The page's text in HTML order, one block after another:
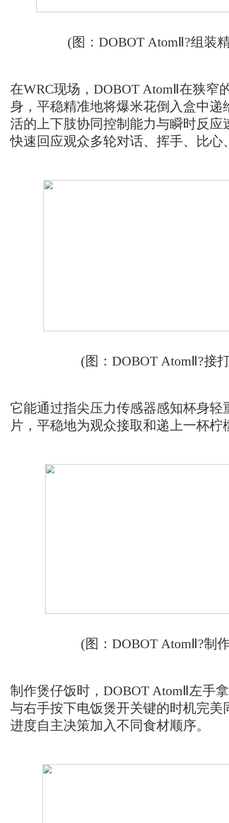
(图：DOBOT AtomⅡ?组装
在WRC现场，DOBOT AtomⅡ在狭窄
身，平稳精准地将爆米花倒入盒中递
活的上下肢协同控制能力与瞬时反应
快速回应观众多轮对话、挥手、比心
(图：DOBOT AtomⅡ?接
它能通过指尖压力传感器感知杯身轻
片，平稳地为观众接取和递上一杯柠
(图：DOBOT AtomⅡ?制
制作煲仔饭时，DOBOT AtomⅡ左手
与右手按下电饭煲开关键的时机完美
进度自主决策加入不同食材顺序。